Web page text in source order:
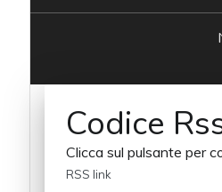
Codice
Clicca sul pulsante per
RSS link